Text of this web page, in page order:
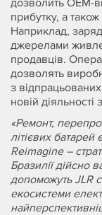
дозволить OEM-
прибутку, а
Наприклад,
джерелами
продавців.
дозволять
з
новій діяльності
«Ремонт,
літієвих
Reimagine –
Бразилії дійсно
допоможуть JLR
екосистеми